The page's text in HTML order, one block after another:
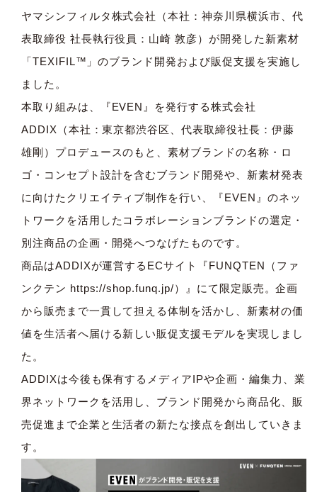
ヤマシンフィルタ株式会社（本社：神奈川県横浜市、代
表取締役 社長執行役員：山崎 敦彦）が開発した新素材
「TEXIFIL™」のブランド開発および販促支援を実施し
ました。
本取り組みは、『EVEN』を発行する株式会社
ADDIX（本社：東京都渋谷区、代表取締役社長：伊藤
雄剛）プロデュースのもと、素材ブランドの名称・ロ
ゴ・コンセプト設計を含むブランド開発や、新素材発表
に向けたクリエイティブ制作を行い、『EVEN』のネッ
トワークを活用したコラボレーションブランドの選定・
別注商品の企画・開発へつなげたものです。
商品はADDIXが運営するECサイト『FUNQTEN（ファ
ンクテン https://shop.funq.jp/）』にて限定販売。企画
から販売まで一貫して担える体制を活かし、新素材の価
値を生活者へ届ける新しい販促支援モデルを実現しまし
た。
ADDIXは今後も保有するメディアIPや企画・編集力、業
界ネットワークを活用し、ブランド開発から商品化、販
売促進まで企業と生活者の新たな接点を創出していきま
す。